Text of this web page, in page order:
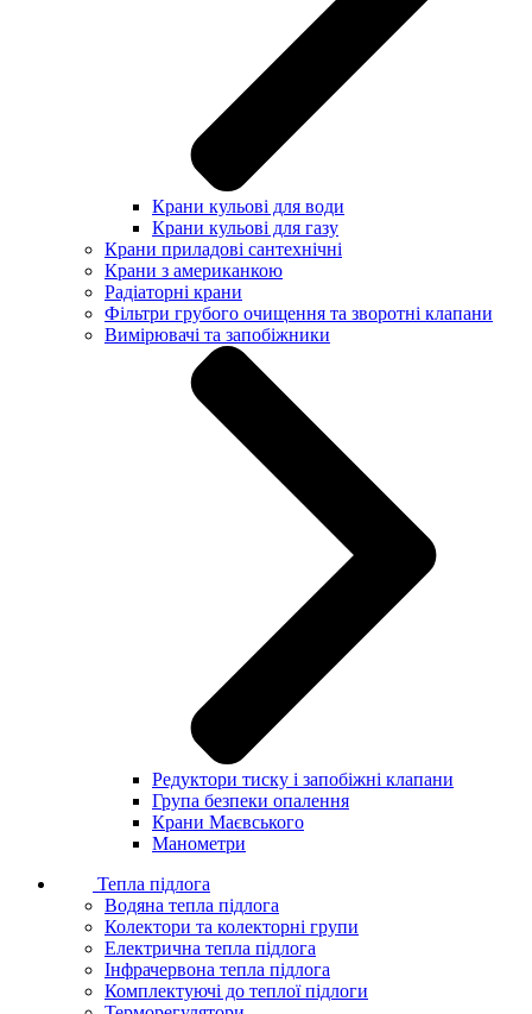
Крани кульові для води
Крани кульові для газу
Крани приладові сантехнічні
Крани з американкою
Радіаторні крани
Фільтри грубого очищення та зворотні клапани
Вимірювачі та запобіжники
Редуктори тиску і запобіжні клапани
Група безпеки опалення
Крани Маєвського
Манометри
Тепла підлога
Водяна тепла підлога
Колектори та колекторні групи
Електрична тепла підлога
Інфрачервона тепла підлога
Комплектуючі до теплої підлоги